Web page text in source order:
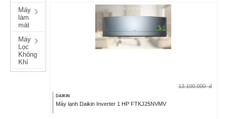
Máy
làm
mát
Máy
Lọc
Không
Khí
13.100.000 đ
DAIKIN
Máy lạnh Daikin Inverter 1 HP FTKJ25NVMV